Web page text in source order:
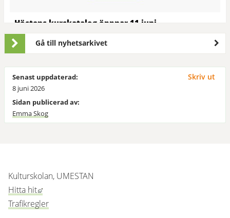
Höstens kurskatalog öppnar 11 juni
Höstens kurskatalog öppnar den 11 juni kl:18.00. Sommarens
katalog öppnar igen den 11 juni också.
Gå till nyhetsarkivet
Skriv ut
Senast uppdaterad:
8 juni 2026
Sidan publicerad av:
Emma Skog
Kulturskolan, UMESTAN
Hitta hit Länk till annan webbplats, öppnas i nytt fönster.
Trafikregler